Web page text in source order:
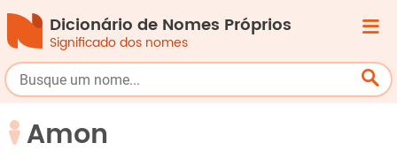
Dicionário de Nomes Próprios
Significado dos nomes
Amon